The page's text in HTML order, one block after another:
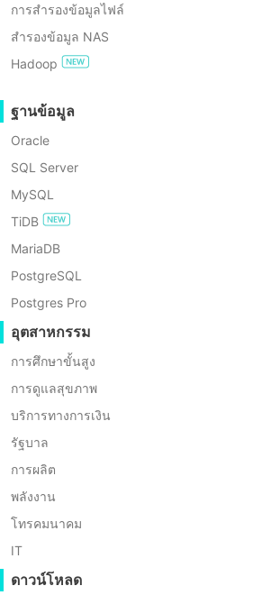
การสำรองข้อมูลไฟล์
สำรองข้อมูล NAS
Hadoop
ฐานข้อมูล
Oracle
SQL Server
MySQL
TiDB
MariaDB
PostgreSQL
Postgres Pro
อุตสาหกรรม
การศึกษาขั้นสูง
การดูแลสุขภาพ
บริการทางการเงิน
รัฐบาล
การผลิต
พลังงาน
โทรคมนาคม
IT
ดาวน์โหลด
ปฏิบัติและทักษะการทำงานเป็นทีมอย่างมาก
วิกฤตอัจฉริยะที่เขานำทีมพัฒนา ผสมผสานน
เทคโนโลยีกับความเข้าใจในบริบททางวัฒน
Bandwidth Incremental Backup Protocol
ประเทศไทย และสามารถเพิ่มอัตราความสำ
สูงถึง 99.2%
ในเวลาว่างหลังเลิกงาน เขาชอบปีนเขาและ